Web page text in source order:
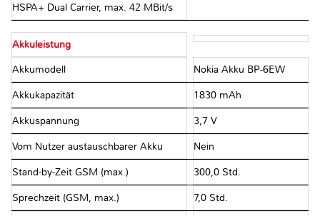
HSPA+ Dual Carrier, max. 42 MBit/s
Akkuleistung
Akkumodell Nokia Akku BP-6EW
Akkukapazität 1830 mAh
Akkuspannung 3,7 V
Vom Nutzer austauschbarer Akku Nein
Stand-by-Zeit GSM (max.) 300,0 Std.
Sprechzeit (GSM, max.) 7,0 Std.